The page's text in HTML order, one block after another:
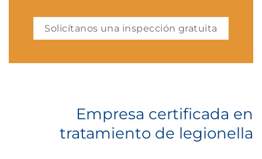
Solicítanos una inspección gratuita
Empresa certificada en
tratamiento de legionella